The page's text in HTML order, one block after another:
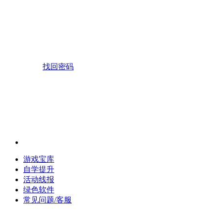
找回密码
游戏宝库
自学提升
活动线报
绿色软件
常见问题/客服